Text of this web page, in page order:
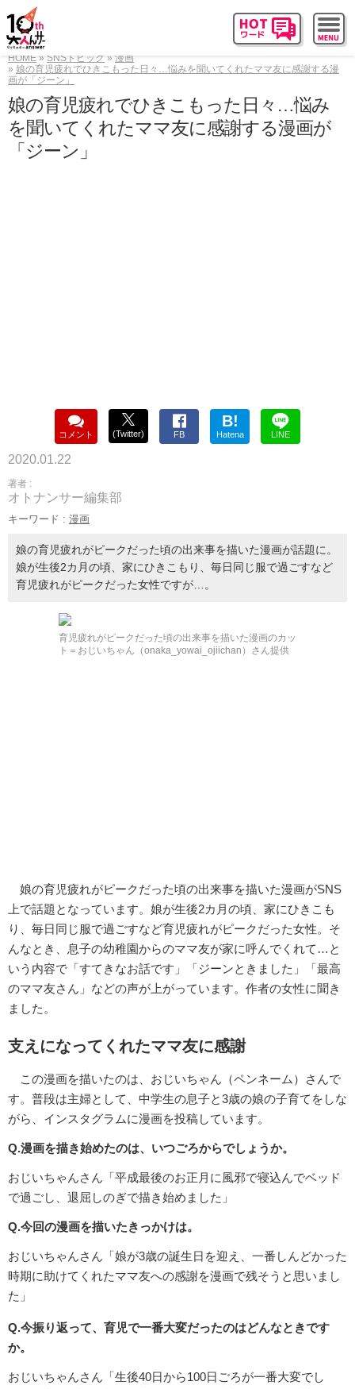
HOME SNSトピック
漫画
娘の育児疲れでひきこもった日々…悩みを聞いてくれたママ友に感謝する漫
画が「ジーン」
娘の育児疲れでひきこもった日々…悩み
を聞いてくれたママ友に感謝する漫画が
「ジーン」
コメント (Twitter) FB
B!
Hatena LINE
2020.01.22
著者 :
オトナンサー編集部
キーワード : 漫画
娘の育児疲れがピークだった頃の出来事を描いた漫画が話題に。
娘が生後2カ月の頃、家にひきこもり、毎日同じ服で過ごすなど
育児疲れがピークだった女性ですが…。
育児疲れがピークだった頃の出来事を描いた漫画のカッ
ト＝おじいちゃん（onaka_yowai_ojiichan）さん提供
娘の育児疲れがピークだった頃の出来事を描いた漫画がSNS
上で話題となっています。娘が生後2カ月の頃、家にひきこも
り、毎日同じ服で過ごすなど育児疲れがピークだった女性。そ
んなとき、息子の幼稚園からのママ友が家に呼んでくれて…と
いう内容で「すてきなお話です」「ジーンときました」「最高
のママ友さん」などの声が上がっています。作者の女性に聞き
ました。
支えになってくれたママ友に感謝
この漫画を描いたのは、おじいちゃん（ペンネーム）さんで
す。普段は主婦として、中学生の息子と3歳の娘の子育てをしな
がら、インスタグラムに漫画を投稿しています。
Q.漫画を描き始めたのは、いつごろからでしょうか。
おじいちゃんさん「平成最後のお正月に風邪で寝込んでベッド
で過ごし、退屈しのぎで描き始めました」
Q.今回の漫画を描いたきっかけは。
おじいちゃんさん「娘が3歳の誕生日を迎え、一番しんどかった
時期に助けてくれたママ友への感謝を漫画で残そうと思いまし
た」
Q.今振り返って、育児で一番大変だったのはどんなときです
か。
おじいちゃんさん「生後40日から100日ごろが一番大変でし